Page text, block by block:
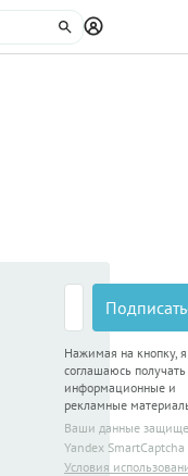
Нажимая на кнопку, я
соглашаюсь получать
информационные и
рекламные
Ваши данные
Yandex SmartCaptcha
Условия